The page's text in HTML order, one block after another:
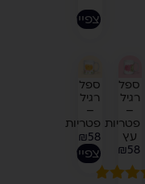
מבוסס על
דירוגים של
לצפייה
ספל
רגיל
–
פטריות
עץ
₪58
ספל
רגיל
–
פטריות
₪58
לצפייה